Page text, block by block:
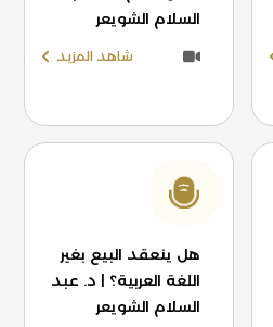
السلام الشويعر
شاهد المزيد
هل ينعقد البيع بغير
اللغة العربية؟ | د. عبد
السلام الشويعر